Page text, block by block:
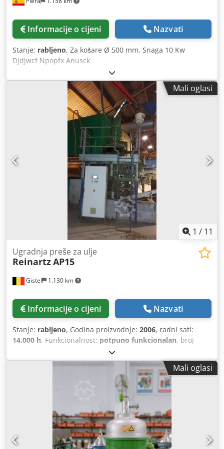
Dcedpfxewyddys Anujk Strojevi rabljeni, ispravni, redovito
demontaže opreme. Fotografije prikazuju trenutni izgled u
našem skladištu.
Informacije o cijeni Nazvati
Stanje: rabljeno, Za košare Ø 500 mm. Snaga 10 Kw
Djdjwcf Npopfx Anusck
Mali oglasi
1 / 11
Gistel 1.130 km
Ugradnja preše za ulje
ReinartzAP15
Informacije o cijeni Nazvati
Stanje: rabljeno, Godina proizvodnje: 2006, radni sati:
14.000 h, Funkcionalnost: potpuno funkcionalan, broj
, ukupna masa:
PREŠANJE ULJNE REPICE Kompletna i automatska
instalacija za prešu uljane repice bazirana je na preši
Reinartz AP15 s motorom od 55 kW, pogonjenom
frekvencijskim regulatorom DANFOSS VLT 5062, kapaciteta
1000 kg uljane repice i 800 kg sjemenki suncokreta na sat,
spremnikom za miješanje sirovog ulja od 15 000 litara s
ekscentričnom pumpom Wangen KL30S60.00 kao dovodom
za automatski AMA sustav filtriranja koji se sastoji od
pločastog filtera s površinom filtriranja od 20 m2 i 2 fina
Mali oglasi